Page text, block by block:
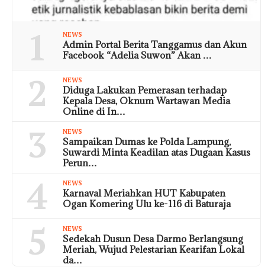
1 NEWS
Admin Portal Berita Tanggamus dan Akun
Facebook “Adelia Suwon” Akan …
2 NEWS
Diduga Lakukan Pemerasan terhadap
Kepala Desa, Oknum Wartawan Media
Online di In…
3 NEWS
Sampaikan Dumas ke Polda Lampung,
Suwardi Minta Keadilan atas Dugaan Kasus
Perun…
4 NEWS
Karnaval Meriahkan HUT Kabupaten
Ogan Komering Ulu ke-116 di Baturaja
5 NEWS
Sedekah Dusun Desa Darmo Berlangsung
Meriah, Wujud Pelestarian Kearifan Lokal
da…